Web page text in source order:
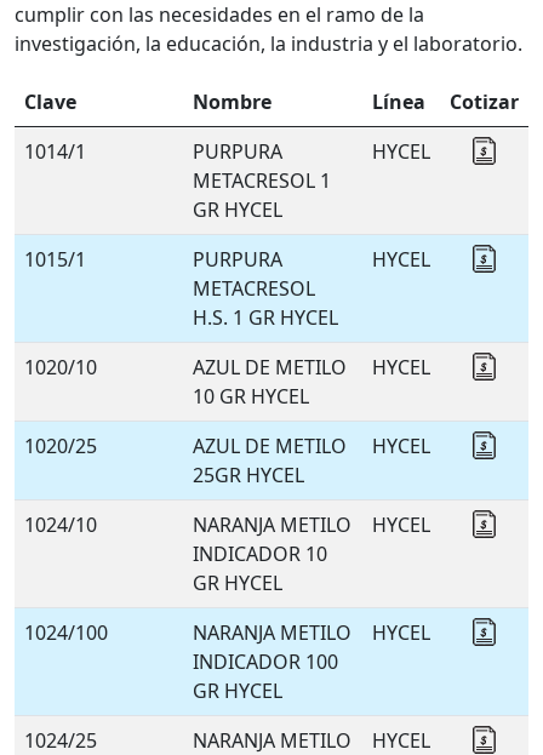
cumplir con las necesidades en el ramo de la
investigación, la educación, la industria y el laboratorio.
Clave Nombre Línea
Cotizar
1014/1
PURPURA
METACRESOL 1
GR HYCEL
HYCEL
1015/1
PURPURA
METACRESOL
H.S. 1 GR HYCEL
HYCEL
1020/10
AZUL DE METILO
10 GR HYCEL
HYCEL
1020/25
AZUL DE METILO
25GR HYCEL
HYCEL
1024/10
NARANJA METILO
INDICADOR 10
GR HYCEL
HYCEL
1024/100
NARANJA METILO
INDICADOR 100
GR HYCEL
HYCEL
1024/25
NARANJA METILO
HYCEL